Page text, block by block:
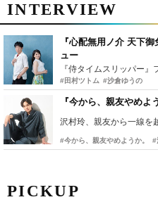
PICKUP
INTERVIEW
『心配無用ノ介 天下
ュー
#田村ツトム #沙倉ゆうの
『今から、親友やめ
沢村玲、親友から一線を
#今から、親友やめようか。 #